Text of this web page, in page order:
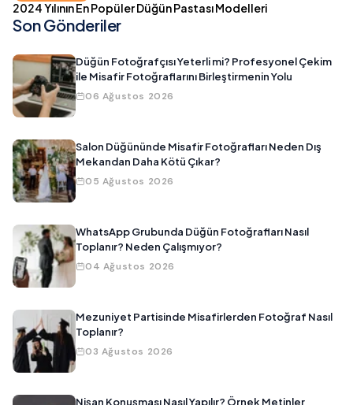
2024 Yılının En Popüler Düğün Pastası Modelleri
Son Gönderiler
Düğün Fotoğrafçısı Yeterli mi? Profesyonel Çekim
ile Misafir Fotoğraflarını Birleştirmenin Yolu
06 Ağustos 2026
Salon Düğününde Misafir Fotoğrafları Neden Dış
Mekandan Daha Kötü Çıkar?
05 Ağustos 2026
WhatsApp Grubunda Düğün Fotoğrafları Nasıl
Toplanır? Neden Çalışmıyor?
04 Ağustos 2026
Mezuniyet Partisinde Misafirlerden Fotoğraf Nasıl
Toplanır?
03 Ağustos 2026
Nişan Konuşması Nasıl Yapılır? Örnek Metinler